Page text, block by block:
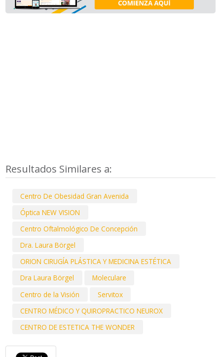
Resultados Similares a:
Centro De Obesidad Gran Avenida
Óptica NEW VISION
Centro Oftalmológico De Concepción
Dra. Laura Börgel
ORION CIRUGÍA PLÁSTICA Y MEDICINA ESTÉTICA
Dra Laura Börgel
Moleculare
Centro de la Visión
Servitox
CENTRO MÉDICO Y QUIROPRACTICO NEUROX
CENTRO DE ESTETICA THE WONDER